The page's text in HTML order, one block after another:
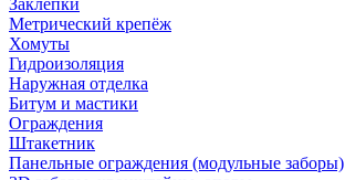
Заклепки
Метрический крепёж
Хомуты
Гидроизоляция
Наружная отделка
Битум и мастики
Ограждения
Штакетник
Панельные ограждения (модульные заборы)